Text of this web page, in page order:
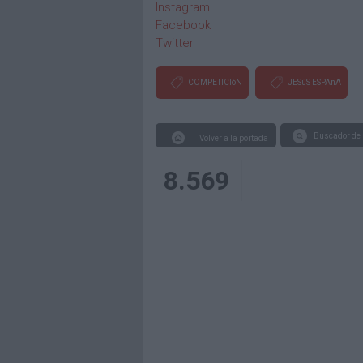
Instagram
Facebook
Twitter
COMPETICIóN JESúS ESPAñA
Volver a la portada Buscador de
8.569